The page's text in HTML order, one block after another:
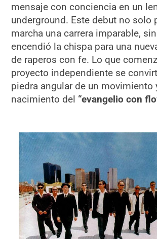
mensaje con conciencia en un
underground. Este debut no solo
marcha una carrera imparable,
encendió la chispa para una
de raperos con fe. Lo que
proyecto independiente se
piedra angular de un movimiento
nacimiento del “evangelio con